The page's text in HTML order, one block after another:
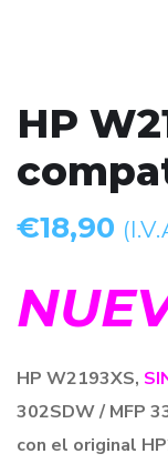
HP
€18,90
HP W2193XS,
302SDW / MFP
con el original